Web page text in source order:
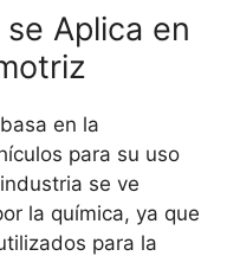
Aplica en
en la
para su uso
se ve
la química, ya que
para la